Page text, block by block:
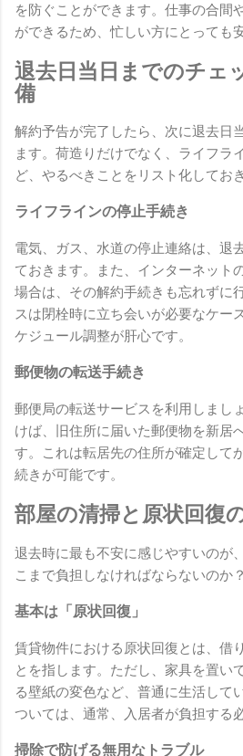
を防ぐことができます。仕事の合間
ができるため、忙しい方にとっても
退去日当日までのチェ
備
解約予告が完了したら、次に退去日
ます。荷造りだけでなく、ライフラ
ど、やるべきことをリスト化してお
ライフラインの停止手続き
電気、ガス、水道の停止連絡は、退
ておきます。また、インターネット
場合は、その解約手続きも忘れずに
スは閉栓時に立ち会いが必要なケー
ケジュール調整が肝心です。
郵便物の転送手続き
郵便局の転送サービスを利用しまし
けば、旧住所に届いた郵便物を新居
す。これは転居先の住所が確定して
続きが可能です。
部屋の清掃と原状回復
退去時に最も不安に感じやすいのが
こまで負担しなければならないのか
基本は「原状回復」
賃貸物件における原状回復とは、借
とを指します。ただし、家具を置い
る壁紙の変色など、普通に生活して
ついては、通常、入居者が負担する
掃除で防げる無用なトラブル